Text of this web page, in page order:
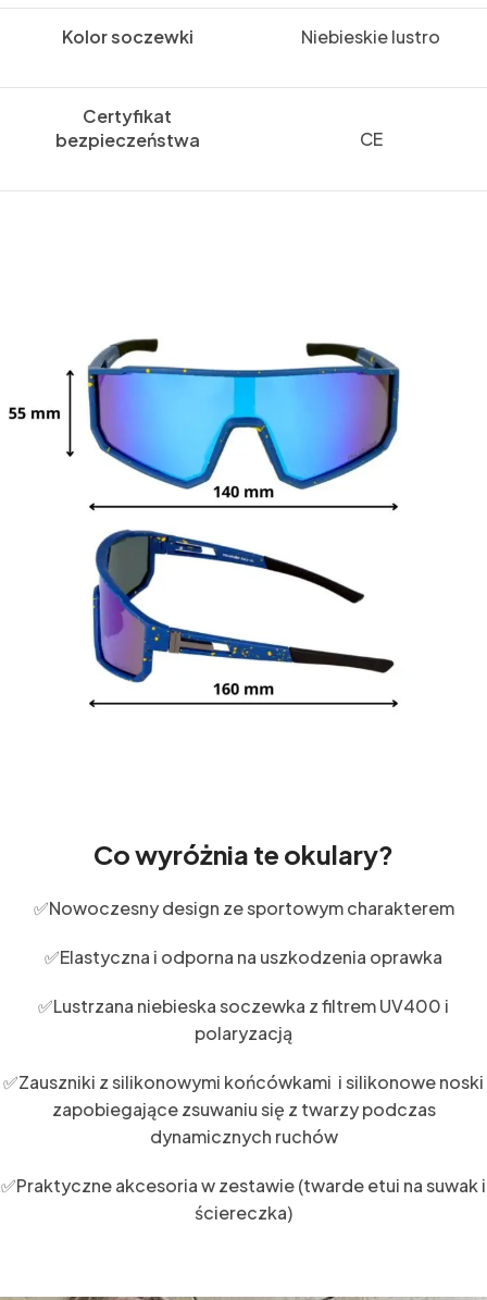
Kolor soczewki Niebieskie lustro
Certyfikat
bezpieczeństwa
CE
Co wyróżnia te okulary?
✅Nowoczesny design ze sportowym charakterem
✅Elastyczna i odporna na uszkodzenia oprawka
✅Lustrzana niebieska soczewka z filtrem UV400 i
polaryzacją
✅Zauszniki z silikonowymi końcówkami i silikonowe noski
zapobiegające zsuwaniu się z twarzy podczas
dynamicznych ruchów
✅Praktyczne akcesoria w zestawie (twarde etui na suwak i
ściereczka)